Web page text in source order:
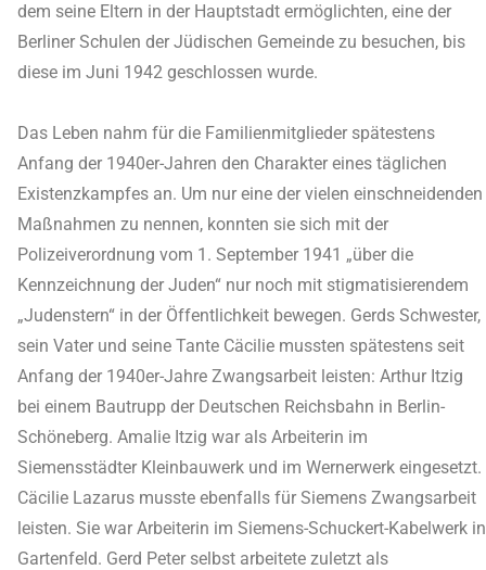
dem seine Eltern in der Hauptstadt ermöglichten, eine der
Berliner Schulen der Jüdischen Gemeinde zu besuchen, bis
diese im Juni 1942 geschlossen wurde.
Das Leben nahm für die Familienmitglieder spätestens
Anfang der 1940er-Jahren den Charakter eines täglichen
Existenzkampfes an. Um nur eine der vielen einschneidenden
Maßnahmen zu nennen, konnten sie sich mit der
Polizeiverordnung vom 1. September 1941 „über die
Kennzeichnung der Juden“ nur noch mit stigmatisierendem
„Judenstern“ in der Öffentlichkeit bewegen. Gerds Schwester,
sein Vater und seine Tante Cäcilie mussten spätestens seit
Anfang der 1940er-Jahre Zwangsarbeit leisten: Arthur Itzig
bei einem Bautrupp der Deutschen Reichsbahn in Berlin-
Schöneberg. Amalie Itzig war als Arbeiterin im
Siemensstädter Kleinbauwerk und im Wernerwerk eingesetzt.
Cäcilie Lazarus musste ebenfalls für Siemens Zwangsarbeit
leisten. Sie war Arbeiterin im Siemens-Schuckert-Kabelwerk in
Gartenfeld. Gerd Peter selbst arbeitete zuletzt als